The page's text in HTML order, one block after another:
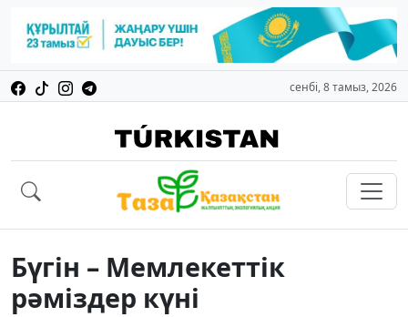
сенбі, 8 тамыз, 2026
Бүгін – Мемлекеттік
рәміздер күні